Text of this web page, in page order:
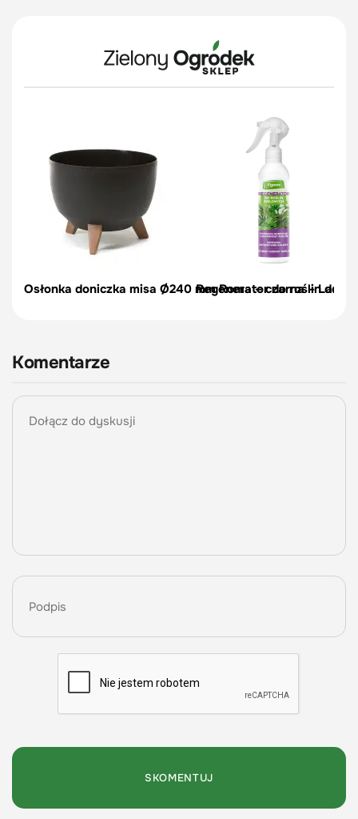
Osłonka doniczka misa Ø240 mm Roma – czarna –
Regenerator do roślin
Komentarze